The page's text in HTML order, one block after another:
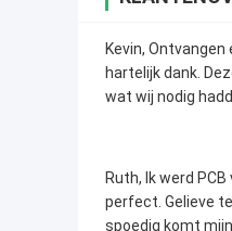
Kevin,
hartelijk dank.
wat wij nodig
Ruth, Ik werd
perfect. Gelieve
spoedig komt